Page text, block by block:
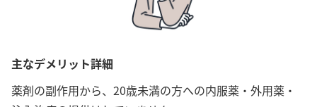
主なデメリット詳細
薬剤の副作用から、20歳未満の方への内服薬・外用薬・